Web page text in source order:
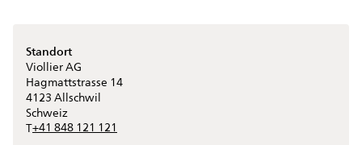
Standort
Viollier AG
Hagmattstrasse 14
4123 Allschwil
Schweiz
T+41 848 121 121